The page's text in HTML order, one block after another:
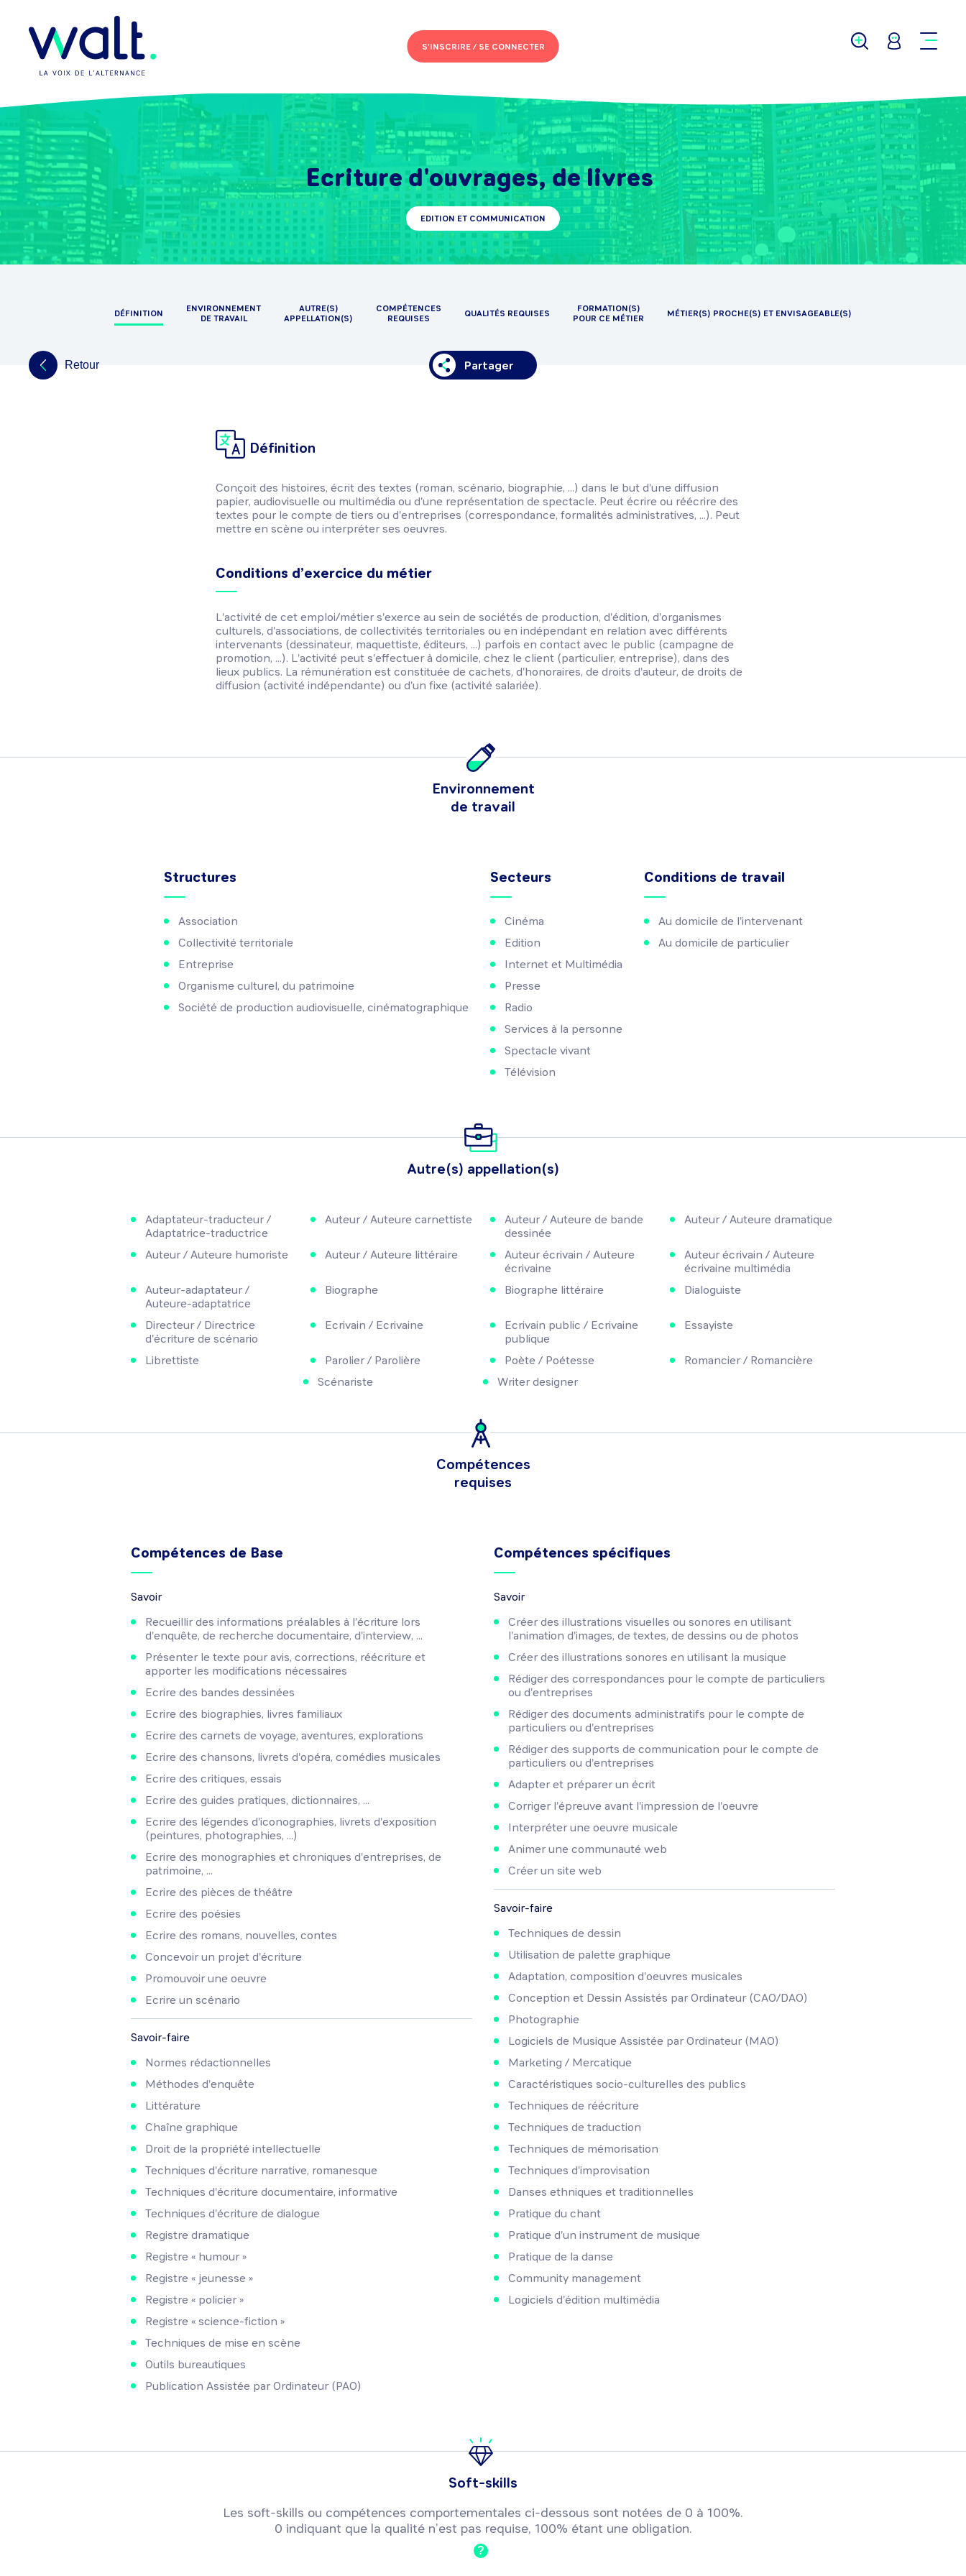
S'INSCRIRE /SE CONNECTER
Ecriture d'ouvrages, de livres
EDITION ET COMMUNICATION
DÉFINITION
ENVIRONNEMENT
DE TRAVAIL
AUTRE(S)
APPELLATION(S)
COMPÉTENCES
REQUISES
QUALITÉS REQUISES
FORMATION(S)
POUR CE MÉTIER
MÉTIER(S) PROCHE(S) ET ENVISAGEABLE(S)
Retour Partager
Définition
Conçoit des histoires, écrit des textes (roman, scénario, biographie, ...) dans le but d'une diffusion
papier, audiovisuelle ou multimédia ou d'une représentation de spectacle. Peut écrire ou réécrire des
textes pour le compte de tiers ou d'entreprises (correspondance, formalités administratives, ...). Peut
mettre en scène ou interpréter ses oeuvres.
Conditions d’exercice du métier
L'activité de cet emploi/métier s'exerce au sein de sociétés de production, d'édition, d'organismes
culturels, d'associations, de collectivités territoriales ou en indépendant en relation avec différents
intervenants (dessinateur, maquettiste, éditeurs, ...) parfois en contact avec le public (campagne de
promotion, ...). L'activité peut s'effectuer à domicile, chez le client (particulier, entreprise), dans des
lieux publics. La rémunération est constituée de cachets, d'honoraires, de droits d'auteur, de droits de
diffusion (activité indépendante) ou d'un fixe (activité salariée).
Environnement
de travail
Structures
Association
Collectivité territoriale
Entreprise
Organisme culturel, du patrimoine
Société de production audiovisuelle, cinématographique
Secteurs
Cinéma
Edition
Internet et Multimédia
Presse
Radio
Services à la personne
Spectacle vivant
Télévision
Conditions de travail
Au domicile de l'intervenant
Au domicile de particulier
Autre(s) appellation(s)
Adaptateur-traducteur /
Adaptatrice-traductrice
Auteur / Auteure carnettiste
Auteur / Auteure de bande
dessinée
Auteur / Auteure dramatique
Auteur / Auteure humoriste Auteur / Auteure littéraire
Auteur écrivain / Auteure
écrivaine
Auteur écrivain / Auteure
écrivaine multimédia
Auteur-adaptateur /
Auteure-adaptatrice
Biographe Biographe littéraire Dialoguiste
Directeur / Directrice
d'écriture de scénario
Ecrivain / Ecrivaine
Ecrivain public / Ecrivaine
publique
Essayiste
Librettiste Parolier / Parolière Poète / Poétesse
Romancier / Romancière
Scénariste
Writer designer
Compétences
requises
Compétences de Base
Savoir
Recueillir des informations préalables à l'écriture lors
d'enquête, de recherche documentaire, d'interview, ...
Présenter le texte pour avis, corrections, réécriture et
apporter les modifications nécessaires
Ecrire des bandes dessinées
Ecrire des biographies, livres familiaux
Ecrire des carnets de voyage, aventures, explorations
Ecrire des chansons, livrets d'opéra, comédies musicales
Ecrire des critiques, essais
Ecrire des guides pratiques, dictionnaires, ...
Ecrire des légendes d'iconographies, livrets d'exposition
(peintures, photographies, ...)
Ecrire des monographies et chroniques d'entreprises, de
patrimoine, ...
Ecrire des pièces de théâtre
Ecrire des poésies
Ecrire des romans, nouvelles, contes
Concevoir un projet d'écriture
Promouvoir une oeuvre
Ecrire un scénario
Savoir-faire
Normes rédactionnelles
Méthodes d'enquête
Littérature
Chaîne graphique
Droit de la propriété intellectuelle
Techniques d'écriture narrative, romanesque
Techniques d'écriture documentaire, informative
Techniques d'écriture de dialogue
Registre dramatique
Registre « humour »
Registre « jeunesse »
Registre « policier »
Registre « science-fiction »
Techniques de mise en scène
Outils bureautiques
Publication Assistée par Ordinateur (PAO)
Compétences spécifiques
Savoir
Créer des illustrations visuelles ou sonores en utilisant
l'animation d'images, de textes, de dessins ou de photos
Créer des illustrations sonores en utilisant la musique
Rédiger des correspondances pour le compte de particuliers
ou d'entreprises
Rédiger des documents administratifs pour le compte de
particuliers ou d'entreprises
Rédiger des supports de communication pour le compte de
particuliers ou d'entreprises
Adapter et préparer un écrit
Corriger l'épreuve avant l'impression de l'oeuvre
Interpréter une oeuvre musicale
Animer une communauté web
Créer un site web
Savoir-faire
Techniques de dessin
Utilisation de palette graphique
Adaptation, composition d'oeuvres musicales
Conception et Dessin Assistés par Ordinateur (CAO/DAO)
Photographie
Logiciels de Musique Assistée par Ordinateur (MAO)
Marketing / Mercatique
Caractéristiques socio-culturelles des publics
Techniques de réécriture
Techniques de traduction
Techniques de mémorisation
Techniques d'improvisation
Danses ethniques et traditionnelles
Pratique du chant
Pratique d'un instrument de musique
Pratique de la danse
Community management
Logiciels d'édition multimédia
Soft-skills
Les soft-skills ou compétences comportementales ci-dessous sont notées de 0 à 100%.
0 indiquant que la qualité n’est pas requise, 100% étant une obligation.
?